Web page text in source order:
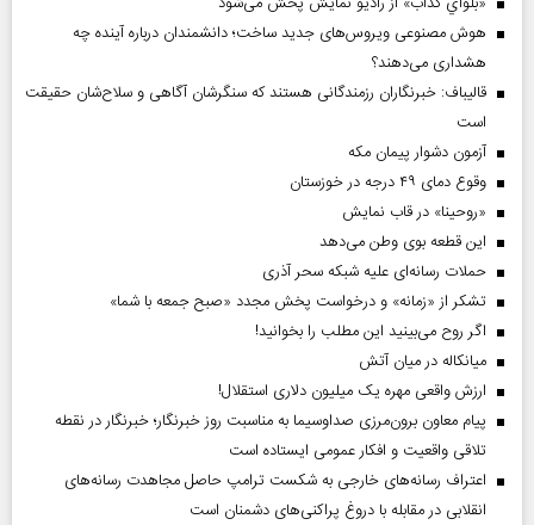
هوش مصنوعی ویروس‌های جدید ساخت؛ دانشمندان درباره آینده چه
هشداری می‌دهند؟
قالیباف: خبرنگاران رزمندگانی هستند که سنگرشان آگاهی و سلاح‌شان حقیقت
است
آزمون دشوار پیمان مکه
وقوع دمای ۴۹ درجه در خوزستان
«روحینا» در قاب نمایش
این قطعه بوی وطن می‌دهد
حملات رسانه‌ای علیه شبکه سحر آذری
تشکر از «زمانه» و درخواست پخش مجدد «صبح جمعه با شما»
اگر روح می‌بینید این مطلب را بخوانید!
میانکاله در میان آتش
ارزش واقعی مهره یک میلیون دلاری استقلال!
پیام معاون برون‌مرزی صداوسیما به مناسبت روز خبرنگار؛ خبرنگار در نقطه
تلاقی واقعیت و افکار عمومی ایستاده است
اعتراف رسانه‌های خارجی به شکست ترامپ حاصل مجاهدت رسانه‌های
انقلابی در مقابله با دروغ پراکنی‌های دشمنان است